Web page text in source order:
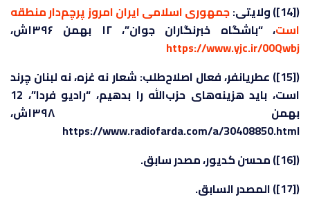
([14]) ولایتی:
جمهوری اسلامی ایران امروز پرچم‌دار منطقه
است، “باشگاه خبرنگاران جوان”، ۱۲ بهمن ۱۳۹۶ش،
https://www.yjc.ir/00Qwbj
([15]) عطریانفر، فعال اصلاح‌طلب: شعار نه غزه، نه لبنان چرند
است، باید هزینه‌های حزب‌الله را بدهیم، “راديو فردا”، 12
بهمن ۱۳۹۸ش،
https://www.radiofarda.com/a/30408850.html
([16]) محسن كديور، مصدر سابق.
([17]) المصدر السابق.